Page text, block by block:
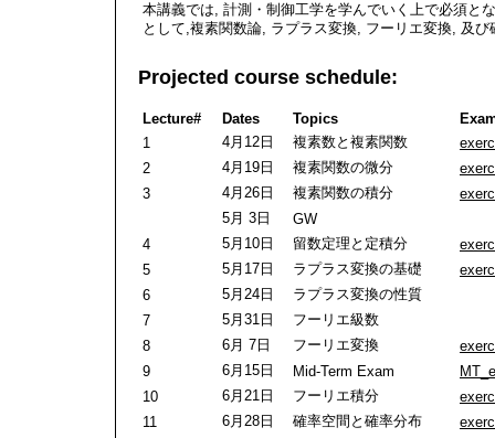
本講義では, 計測・制御工学を学んでいく上で必須と
として,複素関数論, ラプラス変換, フーリエ変換, 及
Projected course schedule:
Lecture# Dates Topics
1
4月12日 複素数と複素関数
2
4月19日 複素関数の微分
3
4月26日 複素関数の積分
5月 3日
GW
4
5月10日 留数定理と定積分
5
5月17日 ラプラス変換の基礎
6
5月24日
ラプラス変換の性質
7
5月31日
フーリエ級数
8
6月 7日 フーリエ変換
9
6月15日 Mid-Term Exam
10
6月21日 フーリエ積分
11
6月28日 確率空間と確率分布